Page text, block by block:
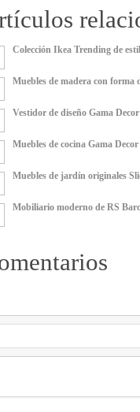
Colección Ikea Trending de
Muebles de madera con forma
Vestidor de diseño Gama Decor
Muebles de cocina Gama Decor
Muebles de jardín originales
Mobiliario moderno de RS